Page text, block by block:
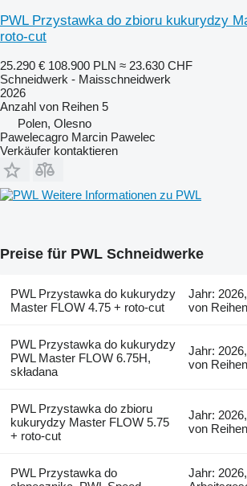
PWL Przystawka do zbioru kukurydzy
roto-cut
25.290 € 108.900 PLN ≈ 23.630 CHF
Schneidwerk - Maisschneidwerk
2026
Anzahl von Reihen 5
Polen, Olesno
Pawelecagro Marcin Pawelec
Verkäufer kontaktieren
Weitere Informationen zu PWL
Preise für PWL Schneidwerke
PWL Przystawka do kukurydzy
Master FLOW 4.75 + roto-cut
Jahr:
von
PWL Przystawka do kukurydzy
PWL Master FLOW 6.75H,
składana
Jahr:
von
PWL Przystawka do zbioru
kukurydzy Master FLOW 5.75
+ roto-cut
Jahr:
von
PWL Przystawka do
Jahr: 2026,